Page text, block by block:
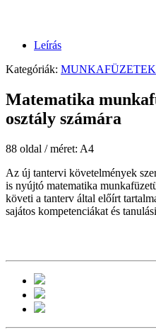
Leírás
Kategóriák: MUNKAFÜZETEK
Matematika
osztály számára
88 oldal / méret: A4
Az új tantervi követelmények
is nyújtó matematika
követi a tanterv által előírt
sajátos kompetenciákat és